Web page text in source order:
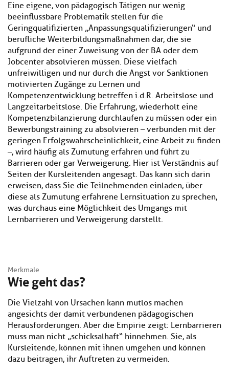
Eine eigene, von pädagogisch Tätigen nur wenig
beeinflussbare Problematik stellen für die
Geringqualifizierten „Anpassungsqualifizierungen“ und
berufliche Weiterbildungsmaßnahmen dar, die sie
aufgrund der einer Zuweisung von der BA oder dem
Jobcenter absolvieren müssen. Diese vielfach
unfreiwilligen und nur durch die Angst vor Sanktionen
motivierten Zugänge zu Lernen und
Kompetenzentwicklung betreffen i.d.R. Arbeitslose und
Langzeitarbeitslose. Die Erfahrung, wiederholt eine
Kompetenzbilanzierung durchlaufen zu müssen oder ein
Bewerbungstraining zu absolvieren – verbunden mit der
geringen Erfolgswahrscheinlichkeit, eine Arbeit zu finden
–, wird häufig als Zumutung erfahren und führt zu
Barrieren oder gar Verweigerung. Hier ist Verständnis auf
Seiten der Kursleitenden angesagt. Das kann sich darin
erweisen, dass Sie die Teilnehmenden einladen, über
diese als Zumutung erfahrene Lernsituation zu sprechen,
was durchaus eine Möglichkeit des Umgangs mit
Lernbarrieren und Verweigerung darstellt.
Merkmale
Wie geht das?
Die Vielzahl von Ursachen kann mutlos machen
angesichts der damit verbundenen pädagogischen
Herausforderungen. Aber die Empirie zeigt: Lernbarrieren
muss man nicht „schicksalhaft“ hinnehmen. Sie, als
Kursleitende, können mit ihnen umgehen und können
dazu beitragen, ihr Auftreten zu vermeiden.